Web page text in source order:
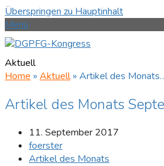
Überspringen zu Hauptinhalt
Menü
Aktuell
Home » Aktuell» Artikel des
Artikel des Monats
11. September 2017
foerster
Artikel des Monats